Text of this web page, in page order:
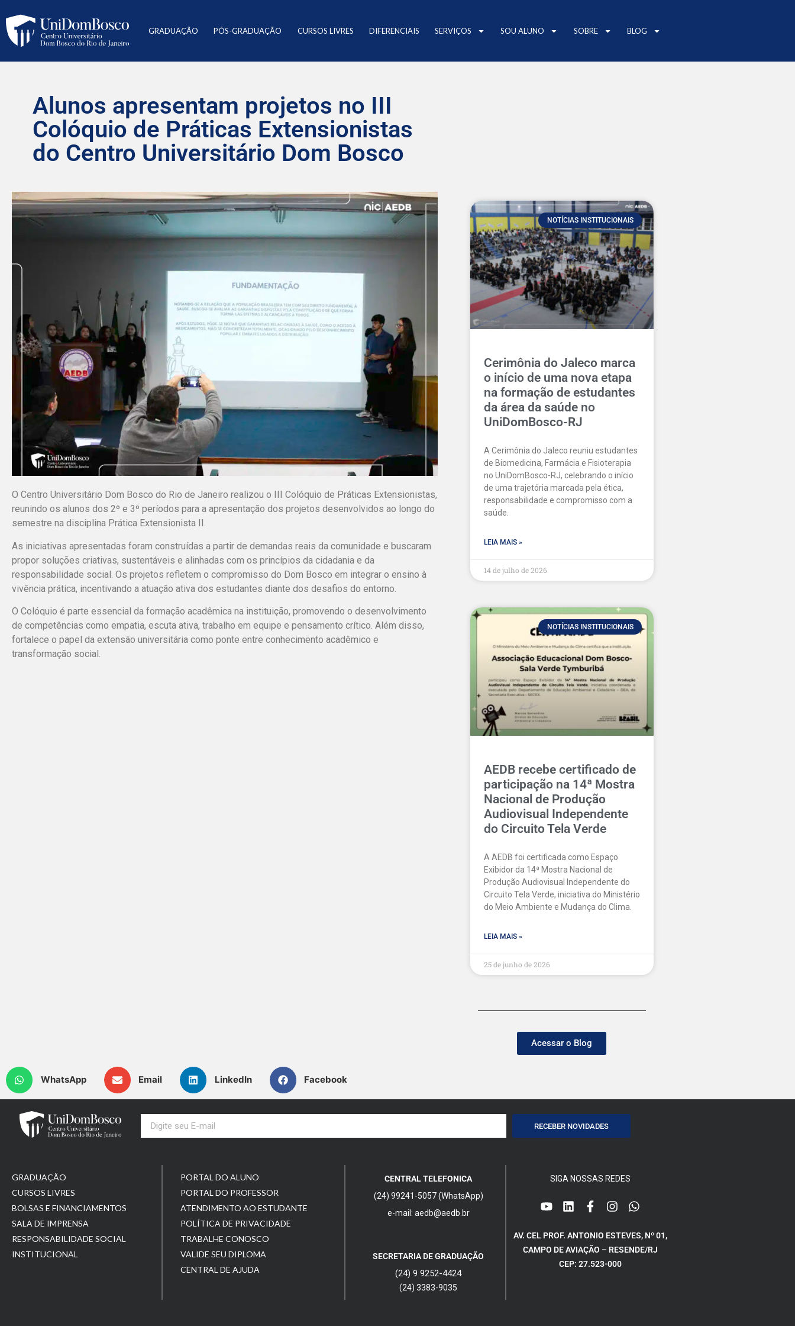
GRADUAÇÃO PÓS-GRADUAÇÃO CURSOS LIVRES DIFERENCIAIS SERVIÇOS SOU ALUNO SOBRE BLOG
Alunos apresentam projetos no III
Colóquio de Práticas Extensionistas
do Centro Universitário Dom Bosco
O Centro Universitário Dom Bosco do Rio de Janeiro realizou o III Colóquio de Práticas Extensionistas,
reunindo os alunos dos 2º e 3º períodos para a apresentação dos projetos desenvolvidos ao longo do
semestre na disciplina Prática Extensionista II.
As iniciativas apresentadas foram construídas a partir de demandas reais da comunidade e buscaram
propor soluções criativas, sustentáveis e alinhadas com os princípios da cidadania e da
responsabilidade social. Os projetos refletem o compromisso do Dom Bosco em integrar o ensino à
vivência prática, incentivando a atuação ativa dos estudantes diante dos desafios do entorno.
O Colóquio é parte essencial da formação acadêmica na instituição, promovendo o desenvolvimento
de competências como empatia, escuta ativa, trabalho em equipe e pensamento crítico. Além disso,
fortalece o papel da extensão universitária como ponte entre conhecimento acadêmico e
transformação social.
NOTÍCIAS INSTITUCIONAIS
Cerimônia do Jaleco marca
o início de uma nova etapa
na formação de estudantes
da área da saúde no
UniDomBosco-RJ
A Cerimônia do Jaleco reuniu estudantes
de Biomedicina, Farmácia e Fisioterapia
no UniDomBosco-RJ, celebrando o início
de uma trajetória marcada pela ética,
responsabilidade e compromisso com a
saúde.
LEIA MAIS »
14 de julho de 2026
NOTÍCIAS INSTITUCIONAIS
AEDB recebe certificado de
participação na 14ª Mostra
Nacional de Produção
Audiovisual Independente
do Circuito Tela Verde
A AEDB foi certificada como Espaço
Exibidor da 14ª Mostra Nacional de
Produção Audiovisual Independente do
Circuito Tela Verde, iniciativa do Ministério
do Meio Ambiente e Mudança do Clima.
LEIA MAIS »
25 de junho de 2026
Acessar o Blog
WhatsApp Email LinkedIn Facebook
RECEBER NOVIDADES
GRADUAÇÃO
CURSOS LIVRES
BOLSAS E FINANCIAMENTOS
SALA DE IMPRENSA
RESPONSABILIDADE SOCIAL
INSTITUCIONAL
PORTAL DO ALUNO
PORTAL DO PROFESSOR
ATENDIMENTO AO ESTUDANTE
POLÍTICA DE PRIVACIDADE
TRABALHE CONOSCO
VALIDE SEU DIPLOMA
CENTRAL DE AJUDA
CENTRAL TELEFONICA
(24) 99241-5057 (WhatsApp)
e-mail: aedb@aedb.br
SECRETARIA DE GRADUAÇÃO
(24) 9 9252-4424
(24) 3383-9035
SIGA NOSSAS REDES
AV. CEL PROF. ANTONIO ESTEVES, Nº 01,
CAMPO DE AVIAÇÃO – RESENDE/RJ
CEP: 27.523-000